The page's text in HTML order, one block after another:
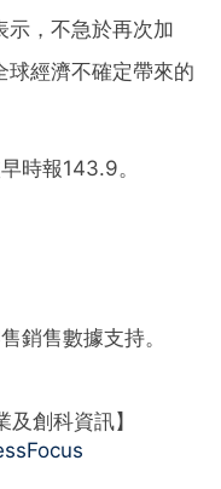
示，不急於再次加
球經濟不確定帶來的
時報143.9。
銷售數據支持。
及創科資訊】